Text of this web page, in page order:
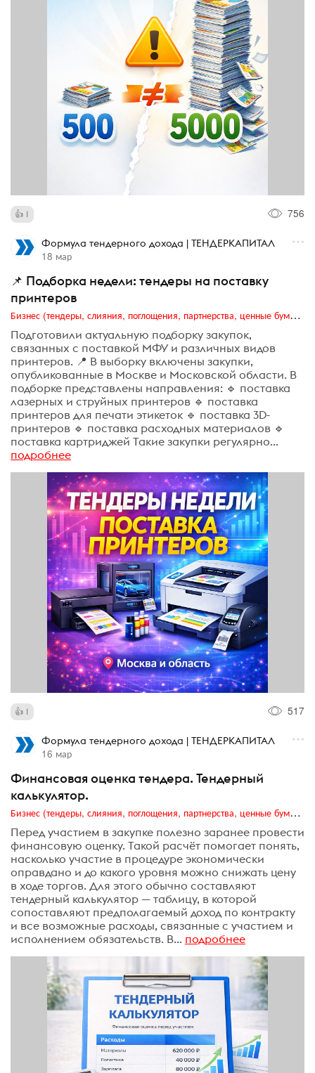
1 756
Формула тендерного дохода | ТЕНДЕРКАПИТАЛ
18 мар
📌 Подборка недели: тендеры на поставку
принтеров
Бизнес (тендеры, слияния, поглощения, партнерства, ценные бумаги, акционеры, финансы и отчетность)
Подготовили актуальную подборку закупок,
связанных с поставкой МФУ и различных видов
принтеров. 📍 В выборку включены закупки,
опубликованные в Москве и Московской области. В
подборке представлены направления: 🔹 поставка
лазерных и струйных принтеров 🔹 поставка
принтеров для печати этикеток 🔹 поставка 3D-
принтеров 🔹 поставка расходных материалов 🔹
поставка картриджей Такие закупки регулярно...
подробнее
1 517
Формула тендерного дохода | ТЕНДЕРКАПИТАЛ
16 мар
Финансовая оценка тендера. Тендерный
калькулятор.
Бизнес (тендеры, слияния, поглощения, партнерства, ценные бумаги, акционеры, финансы и отчетность)
Перед участием в закупке полезно заранее провести
финансовую оценку. Такой расчёт помогает понять,
насколько участие в процедуре экономически
оправдано и до какого уровня можно снижать цену
в ходе торгов. Для этого обычно составляют
тендерный калькулятор — таблицу, в которой
сопоставляют предполагаемый доход по контракту
и все возможные расходы, связанные с участием и
исполнением обязательств. В... подробнее